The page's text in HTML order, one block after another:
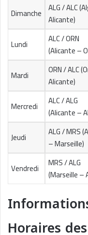
Dimanche ALG / ALC
Alicante)
Lundi
ALC / ORN
(Alicante –
Mardi
ORN / ALC
Alicante)
Mercredi
ALC / ALG
(Alicante –
Jeudi
ALG / MRS
– Marseille)
Vendredi
MRS / ALG
(Marseille –
Horaires